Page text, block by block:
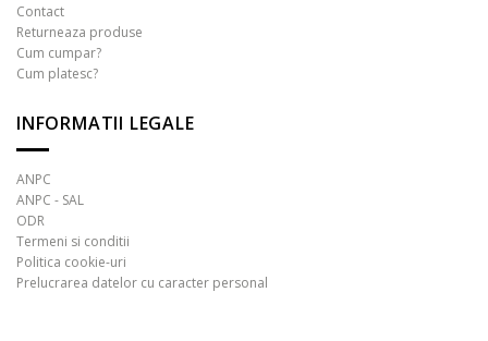
Contact
Returneaza produse
Cum cumpar?
Cum platesc?
INFORMATII LEGALE
ANPC
ANPC - SAL
ODR
Termeni si conditii
Politica cookie-uri
Prelucrarea datelor cu caracter personal